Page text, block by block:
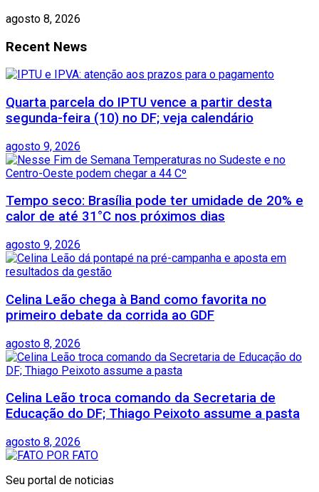
agosto 8, 2026
Recent News
Quarta parcela do IPTU vence a partir desta
segunda-feira (10) no DF; veja calendário
agosto 9, 2026
Tempo seco: Brasília pode ter umidade de 20% e
calor de até 31°C nos próximos dias
agosto 9, 2026
Celina Leão chega à Band como favorita no
primeiro debate da corrida ao GDF
agosto 8, 2026
Celina Leão troca comando da Secretaria de
Educação do DF; Thiago Peixoto assume a pasta
agosto 8, 2026
Seu portal de noticias